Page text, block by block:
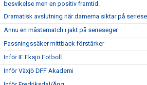
besvikelse men en positiv framtid.
Dramatisk avslutning när damerna siktar på
Ännu en måstematch i jakt på serieseger
Passningssäker mittback förstärker
Inför IF Eksjö Fotboll
Inför Växjö DFF Akademi